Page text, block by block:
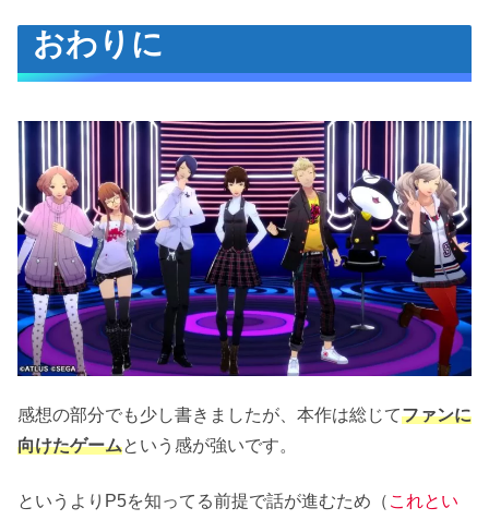
おわりに
感想の部分でも少し書きましたが、本作は総じてファンに
向けたゲームという感が強いです。
というよりP5を知ってる前提で話が進むため（ これとい